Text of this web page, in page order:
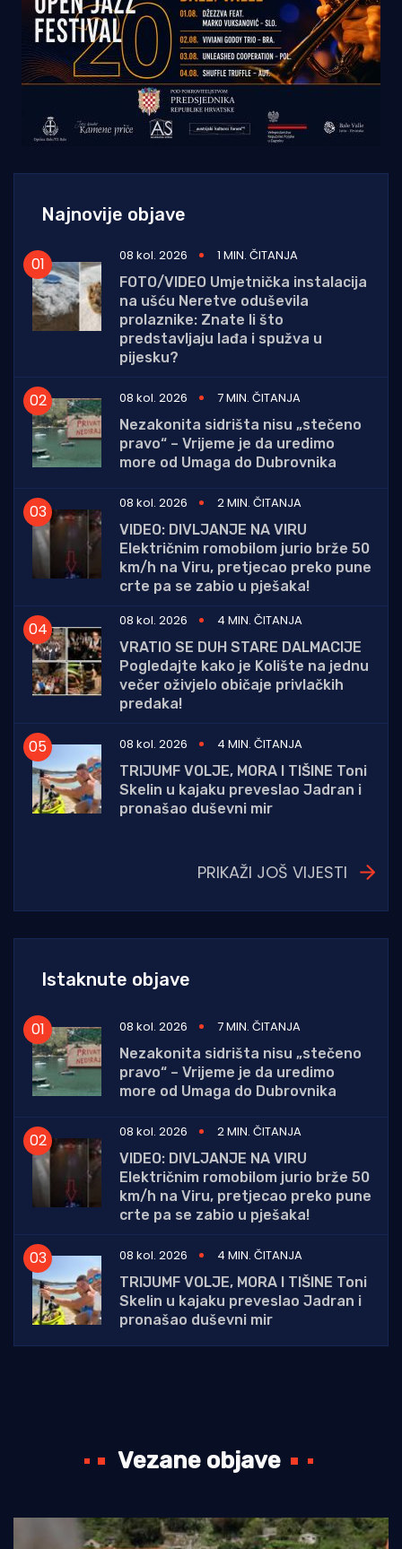
Najnovije objave
08 kol. 2026
1 MIN. ČITANJA
FOTO/VIDEO Umjetnička instalacija
na ušću Neretve oduševila
prolaznike: Znate li što
predstavljaju lađa i spužva u
pijesku?
08 kol. 2026
7 MIN. ČITANJA
Nezakonita sidrišta nisu „stečeno
pravo“ – Vrijeme je da uredimo
more od Umaga do Dubrovnika
08 kol. 2026
2 MIN. ČITANJA
VIDEO: DIVLJANJE NA VIRU
Električnim romobilom jurio brže 50
km/h na Viru, pretjecao preko pune
crte pa se zabio u pješaka!
08 kol. 2026
4 MIN. ČITANJA
VRATIO SE DUH STARE DALMACIJE
Pogledajte kako je Kolište na jednu
večer oživjelo običaje privlačkih
predaka!
08 kol. 2026
4 MIN. ČITANJA
TRIJUMF VOLJE, MORA I TIŠINE Toni
Skelin u kajaku preveslao Jadran i
pronašao duševni mir
PRIKAŽI JOŠ VIJESTI
Istaknute objave
08 kol. 2026
7 MIN. ČITANJA
Nezakonita sidrišta nisu „stečeno
pravo“ – Vrijeme je da uredimo
more od Umaga do Dubrovnika
08 kol. 2026
2 MIN. ČITANJA
VIDEO: DIVLJANJE NA VIRU
Električnim romobilom jurio brže 50
km/h na Viru, pretjecao preko pune
crte pa se zabio u pješaka!
08 kol. 2026
4 MIN. ČITANJA
TRIJUMF VOLJE, MORA I TIŠINE Toni
Skelin u kajaku preveslao Jadran i
pronašao duševni mir
Vezane objave